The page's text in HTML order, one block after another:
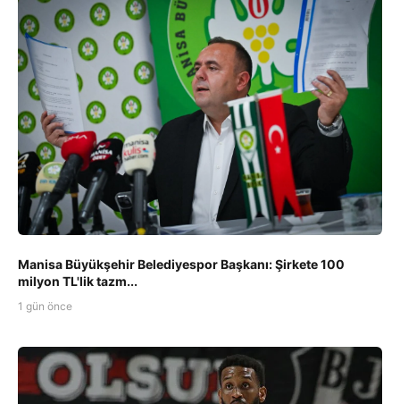
Manisa Büyükşehir Belediyespor Başkanı: Şirkete 100
milyon TL'lik tazm...
1 gün önce